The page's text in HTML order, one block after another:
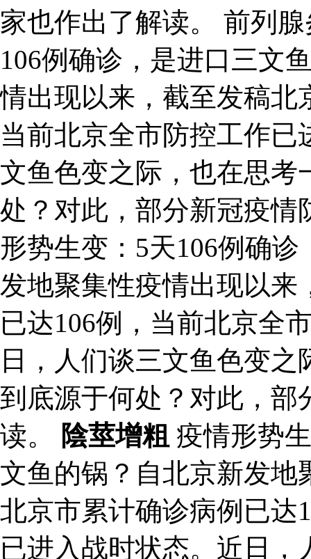
家也作出了解读。 前列
106例确诊，是进口三文
情出现以来，截至发稿北
当前北京全市防控工作
文鱼色变之际，也在思
处？对此，部分新冠疫情
形势生变：5天106例确
发地聚集性疫情出现以
已达106例，当前北京全
日，人们谈三文鱼色变
到底源于何处？对此，部
读。
陰莖增粗 疫情形势
文鱼的锅？自北京新发地
北京市累计确诊病例已达
已进入战时状态。近日